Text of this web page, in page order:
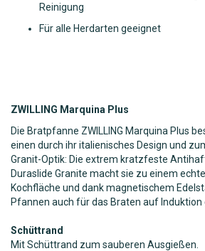
Reinigung
Für alle Herdarten geeignet
ZWILLING Marquina Plus
Die Bratpfanne ZWILLING Marquina Plus
einen durch ihr italienisches Design und
Granit-Optik: Die extrem kratzfeste
Duraslide Granite macht sie zu einem
Kochfläche und dank magnetischem
Pfannen auch für das Braten auf Induktion
Schüttrand
Mit Schüttrand zum sauberen Ausgießen.